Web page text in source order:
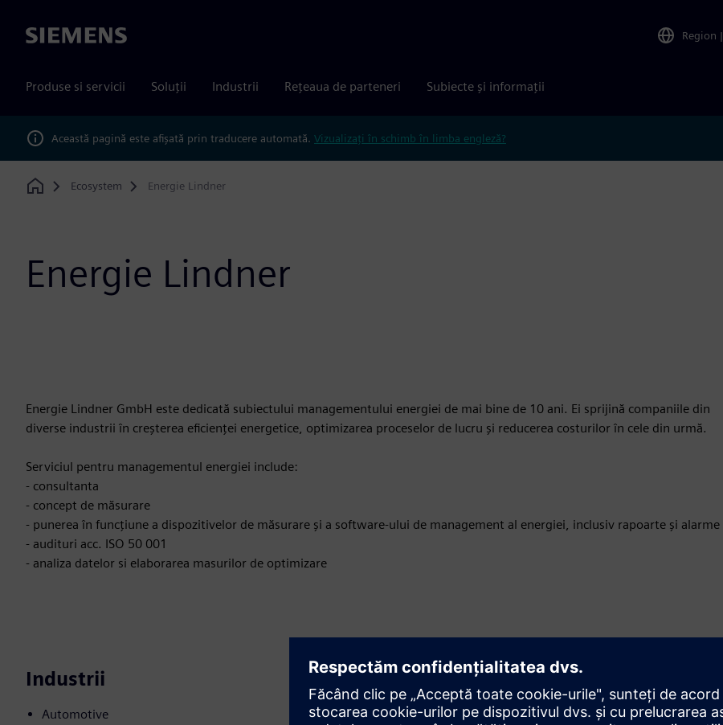
Siemens Region |
Produse si servicii Soluții Industrii Rețeaua de parteneri Subiecte și informații
Această pagină este afișată prin traducere automată. Vizualizați în schimb în limba engleză?
Home
Ecosystem Energie Lindner
Energie Lindner
Energie Lindner GmbH este dedicată subiectului managementului energiei de mai bine de 10 ani. Ei sprijină companiile din
diverse industrii în creșterea eficienței energetice, optimizarea proceselor de lucru și reducerea costurilor în cele din urmă.
Serviciul pentru managementul energiei include:
- consultanta
- concept de măsurare
- punerea în funcțiune a dispozitivelor de măsurare și a software-ului de management al energiei, inclusiv rapoarte și alarme
- audituri acc. ISO 50 001
- analiza datelor si elaborarea masurilor de optimizare
Industrii
Automotive
Mișcare
Service